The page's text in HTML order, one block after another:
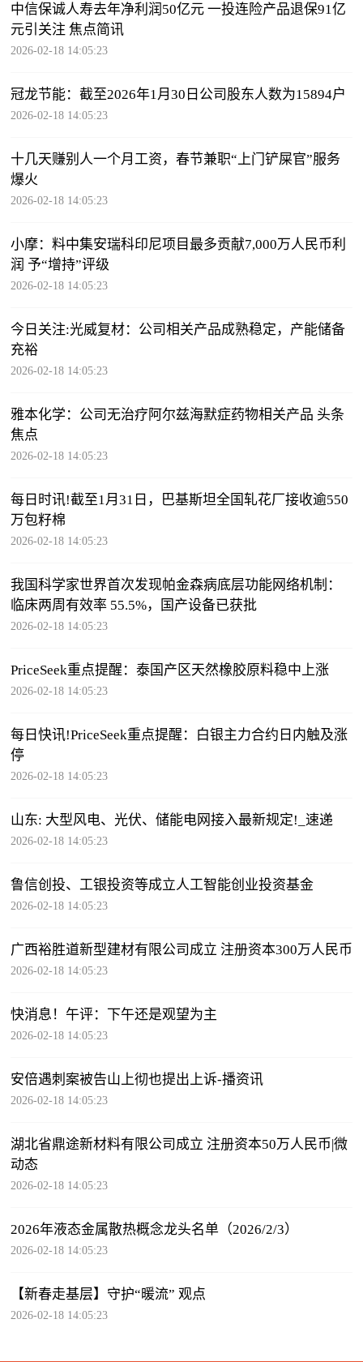
中信保诚人寿去年净利润50亿元 一投连险产品退保91亿
元引关注 焦点简讯
2026-02-18 14:05:23
冠龙节能：截至2026年1月30日公司股东人数为15894户
2026-02-18 14:05:23
十几天赚别人一个月工资，春节兼职“上门铲屎官”服务
爆火
2026-02-18 14:05:23
小摩：料中集安瑞科印尼项目最多贡献7,000万人民币利
润 予“增持”评级
2026-02-18 14:05:23
今日关注:光威复材：公司相关产品成熟稳定，产能储备
充裕
2026-02-18 14:05:23
雅本化学：公司无治疗阿尔兹海默症药物相关产品 头条
焦点
2026-02-18 14:05:23
每日时讯!截至1月31日，巴基斯坦全国轧花厂接收逾550
万包籽棉
2026-02-18 14:05:23
我国科学家世界首次发现帕金森病底层功能网络机制：
临床两周有效率 55.5%，国产设备已获批
2026-02-18 14:05:23
PriceSeek重点提醒：泰国产区天然橡胶原料稳中上涨
2026-02-18 14:05:23
每日快讯!PriceSeek重点提醒：白银主力合约日内触及涨
停
2026-02-18 14:05:23
山东: 大型风电、光伏、储能电网接入最新规定!_速递
2026-02-18 14:05:23
鲁信创投、工银投资等成立人工智能创业投资基金
2026-02-18 14:05:23
广西裕胜道新型建材有限公司成立 注册资本300万人民币
2026-02-18 14:05:23
快消息！午评：下午还是观望为主
2026-02-18 14:05:23
安倍遇刺案被告山上彻也提出上诉-播资讯
2026-02-18 14:05:23
湖北省鼎途新材料有限公司成立 注册资本50万人民币|微
动态
2026-02-18 14:05:23
2026年液态金属散热概念龙头名单（2026/2/3）
2026-02-18 14:05:23
【新春走基层】守护“暖流” 观点
2026-02-18 14:05:23